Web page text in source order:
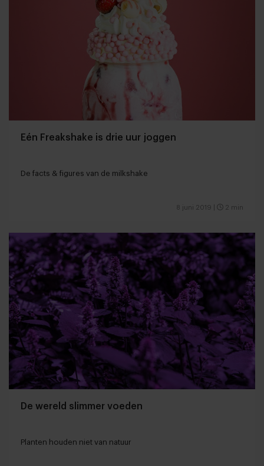
Eén Freakshake is drie uur joggen
De facts & figures van de milkshake
8 juni 2019 2 min
De wereld slimmer voeden
Planten houden niet van natuur